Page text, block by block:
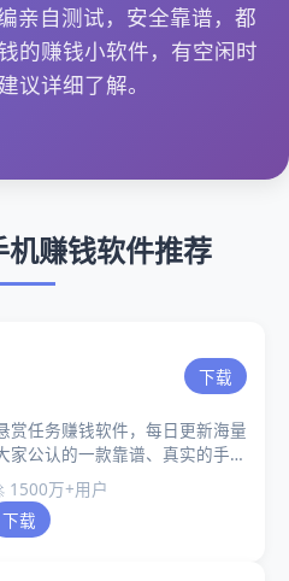
亲自测试，安全靠谱，都
的赚钱小软件，有空闲时
议详细了解。
赚钱软件推荐
下载
赏任务赚钱软件，每日更新海量
公认的一款靠谱、真实的手机
1500万+用户
下载